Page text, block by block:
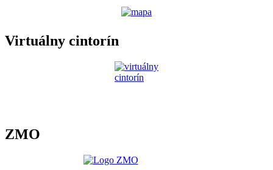
Virtuálny cintorín
ZMO